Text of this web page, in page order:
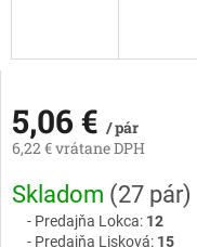
5,06 € / pár
6,22 € vrátane DPH
Jednotková
cena:
Skladom (27 pár)
Predajňa Lokca: 12
Predajňa Lisková: 15